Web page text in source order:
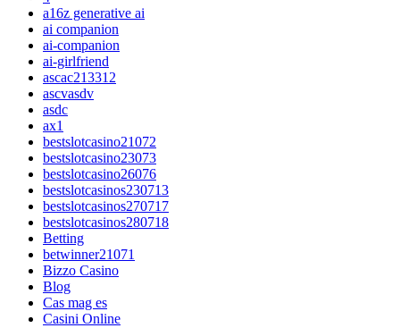
a16z generative ai
ai companion
ai-companion
ai-girlfriend
ascac213312
ascvasdv
asdc
ax1
bestslotcasino21072
bestslotcasino23073
bestslotcasino26076
bestslotcasinos230713
bestslotcasinos270717
bestslotcasinos280718
Betting
betwinner21071
Bizzo Casino
Blog
Cas mag es
Casini Online